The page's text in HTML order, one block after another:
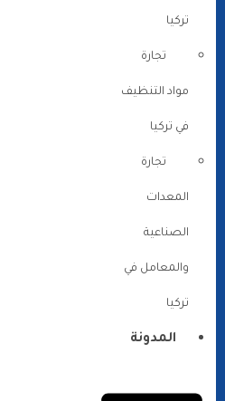
تركيا
تجارة
مواد التنظيف
في تركيا
تجارة
المعدات
الصناعية
والمعامل في
تركيا
المدونة